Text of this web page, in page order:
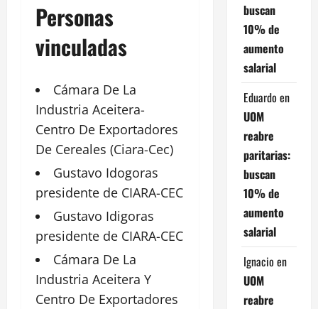
Personas
vinculadas
Cámara De La
Industria Aceitera-
Centro De Exportadores
De Cereales (Ciara-Cec)
Gustavo Idogoras
presidente de CIARA-CEC
Gustavo Idigoras
presidente de CIARA-CEC
Cámara De La
Industria Aceitera Y
Centro De Exportadores
buscan
10% de
aumento
salarial
Eduardo en
UOM
reabre
paritarias:
buscan
10% de
aumento
salarial
Ignacio en
UOM
reabre